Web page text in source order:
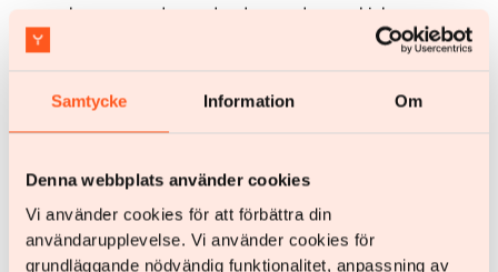
Samtycke Information Om
Denna webbplats använder cookies
Vi använder cookies för att förbättra din
användarupplevelse. Vi använder cookies för
grundläggande nödvändig funktionalitet, anpassning av
og humør, og dermed redusere den psykiske
belastningen som ofte følger med fedme.¹⁹
Selv om medisiner kan spille en viktig rolle, er de mest
effektive når de kombineres med livsstilsendringer og
psykologisk støtte.
Fysisk aktivitet og vektkontroll
I tillegg til medisiner er det å ha mer muskelmasse